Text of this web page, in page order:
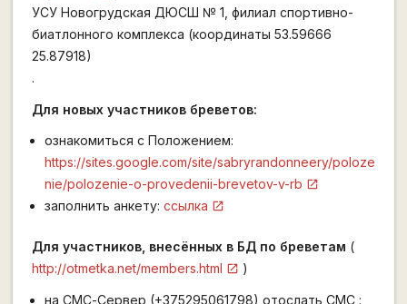
УСУ Новогрудская ДЮСШ № 1, филиал спортивно-
биатлонного комплекса (координаты 53.59666
25.87918)
.
Для новых участников бреветов:
ознакомиться с Положением:
https://sites.google.com/site/sabryrandonneery/poloze
nie/polozenie-o-provedenii-brevetov-v-rb
заполнить анкету: ссылка
Для участников, внесённых в БД по бреветам (
http://otmetka.net/members.html
)
на СМС-Сервер (+375295061798) отослать СМС :